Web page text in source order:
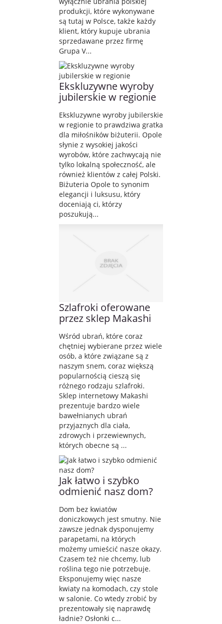
produkcji, które wykonywane
są tutaj w Polsce, także każdy
klient, który kupuje ubrania
sprzedawane przez firmę
Grupa V...
Ekskluzywne wyroby
jubilerskie w regionie
Ekskluzywne wyroby jubilerskie
w regionie to prawdziwa gratka
dla miłośników biżuterii. Opole
słynie z wysokiej jakości
wyrobów, które zachwycają nie
tylko lokalną społeczność, ale
również klientów z całej Polski.
Biżuteria Opole to synonim
elegancji i luksusu, który
doceniają ci, którzy
poszukują...
Szlafroki oferowane
przez sklep Makashi
Wśród ubrań, które coraz
chętniej wybierane przez wiele
osób, a które związane są z
naszym snem, coraz większą
popularnością cieszą się
różnego rodzaju szlafroki.
Sklep internetowy Makashi
prezentuje bardzo wiele
bawełnianych ubrań
przyjaznych dla ciała,
zdrowych i przewiewnych,
których obecne są ...
Jak łatwo i szybko
odmienić nasz dom?
Dom bez kwiatów
doniczkowych jest smutny. Nie
zawsze jednak dysponujemy
parapetami, na których
możemy umieścić nasze okazy.
Czasem też nie chcemy, lub
roślina tego nie potrzebuje.
Eksponujemy więc nasze
kwiaty na komodach, czy stole
w salonie. Co wtedy zrobić by
prezentowały się naprawdę
ładnie? Osłonki c...